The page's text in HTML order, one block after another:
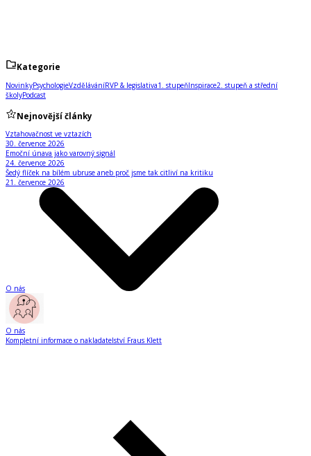
Kategorie
NovinkyPsychologieVzděláváníRVP & legislativa1. stupeňInspirace2. stupeň a střední
školyPodcast
Nejnovější články
Vztahovačnost ve vztazích
30. července 2026
Emoční únava jako varovný signál
24. července 2026
Šedý flíček na bílém ubruse aneb proč jsme tak citliví na kritiku
21. července 2026
O nás
O nás
Kompletní informace o nakladatelství Fraus Klett